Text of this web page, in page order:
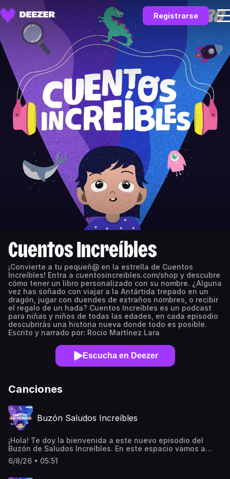
Registrarse
Cuentos Increíbles
¡Convierte a tu pequeñ@ en la estrella de Cuentos
Increíbles! Entra a cuentosincreibles.com/shop y descubre
cómo tener un libro personalizado con su nombre. ¿Alguna
vez has soñado con viajar a la Antártida trepado en un
dragón, jugar con duendes de extraños nombres, o recibir
el regalo de un hada? Cuentos Increíbles es un podcast
para niñas y niños de todas las edades, en cada episodio
descubrirás una historia nueva donde todo es posible.
Escrito y narrado por: Rocio Martínez Lara
Escucha en Deezer
Canciones
Buzón Saludos Increíbles
¡Hola! Te doy la bienvenida a este nuevo episodio del
Buzón de Saludos Increíbles. En este espacio vamos a
escuchar algunos de los saludos que me han mandado de
manera al azar. Manda tu saludo:
6/8/26 • 05:51